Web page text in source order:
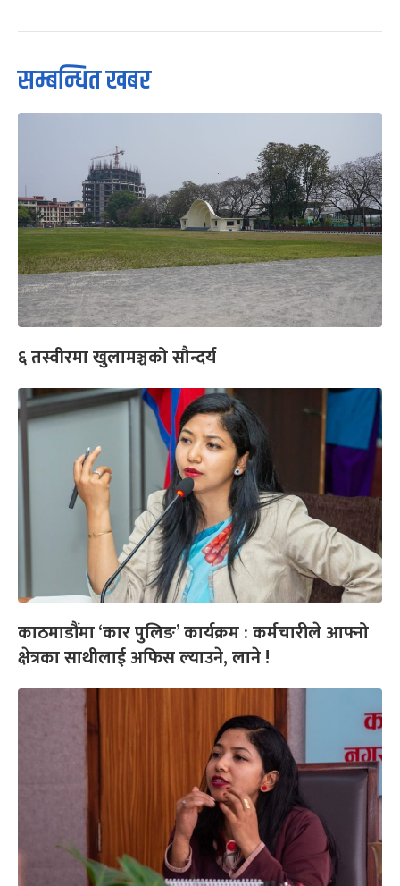
सम्बन्धित खबर
६ तस्वीरमा खुलामञ्चको सौन्दर्य
काठमाडौंमा ‘कार पुलिङ’ कार्यक्रम : कर्मचारीले आफ्नो
क्षेत्रका साथीलाई अफिस ल्याउने, लाने !